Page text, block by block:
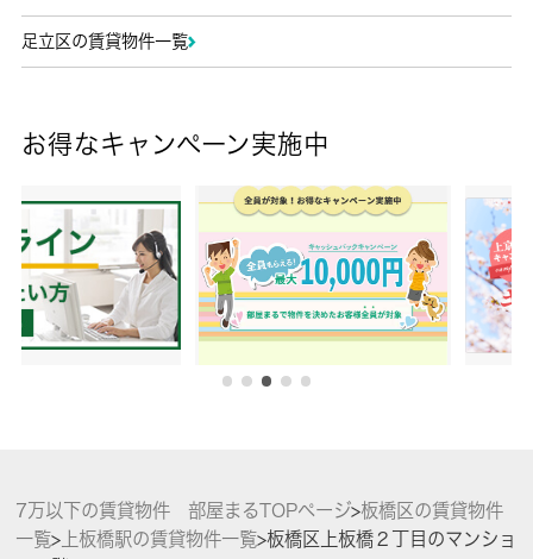
足立区の賃貸物件一覧
お得なキャンペーン実施中
7万以下の賃貸物件 部屋まるTOPページ>板橋区の賃貸物件
一覧>上板橋駅の賃貸物件一覧>板橋区上板橋２丁目のマンショ